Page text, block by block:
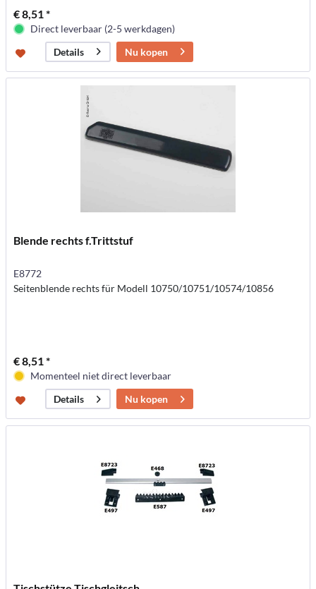
€ 8,51 *
Direct leverbaar (2-5 werkdagen)
Details
Nu kopen
Blende rechts f.Trittstuf
E8772
Seitenblende rechts für Modell 10750/10751/10574/10856
€ 8,51 *
Momenteel niet direct leverbaar
Details
Nu kopen